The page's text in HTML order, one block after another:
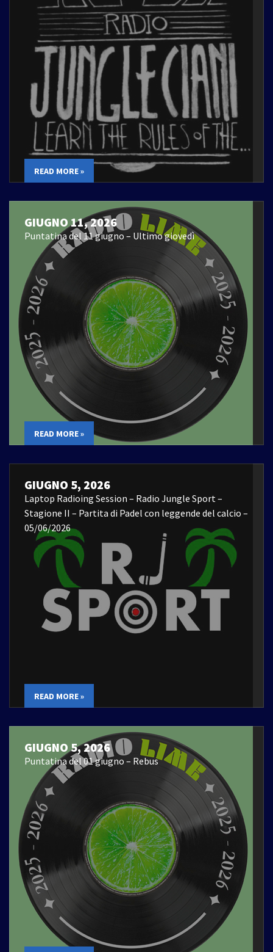
READ MORE »
GIUGNO 11, 2026
Puntatina del 11 giugno – Ultimo giovedì
READ MORE »
GIUGNO 5, 2026
Laptop Radioing Session – Radio Jungle Sport –
Stagione II – Partita di Padel con leggende del calcio –
05/06/2026
READ MORE »
GIUGNO 5, 2026
Puntatina del 01 giugno – Rebus